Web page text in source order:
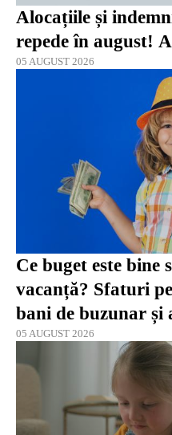
Alocațiile și
repede în august!
05 AUGUST 2026
Ce buget este
vacanță? Sfaturi
bani de buzunar și
05 AUGUST 2026